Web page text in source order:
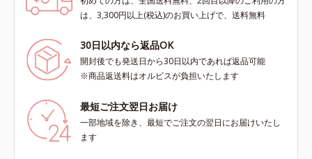
は、3,300円以上(税込)のお買い上げで、送料無料
30日以内なら返品OK
開封後でも発送日から30日以内であれば返品可能
※商品返送料はオルビスが負担いたします
最短ご注文翌日お届け
一部地域を除き、最短でご注文の翌日にお届けいたし
ます